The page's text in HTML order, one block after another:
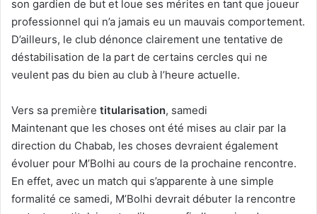
son gardien de but et loue ses mérites en tant que joueur
professionnel qui n’a jamais eu un mauvais comportement.
D’ailleurs, le club dénonce clairement une tentative de
déstabilisation de la part de certains cercles qui ne
veulent pas du bien au club à l’heure actuelle.
Vers sa première titularisation, samedi
Maintenant que les choses ont été mises au clair par la
direction du Chabab, les choses devraient également
évoluer pour M’Bolhi au cours de la prochaine rencontre.
En effet, avec un match qui s’apparente à une simple
formalité ce samedi, M’Bolhi devrait débuter la rencontre